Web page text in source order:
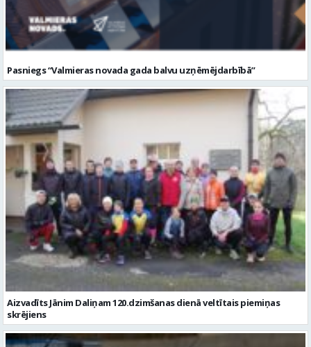
Pasniegs “Valmieras novada gada balvu uzņēmējdarbībā”
Aizvadīts Jānim Daliņam 120.dzimšanas dienā veltītais piemiņas
skrējiens